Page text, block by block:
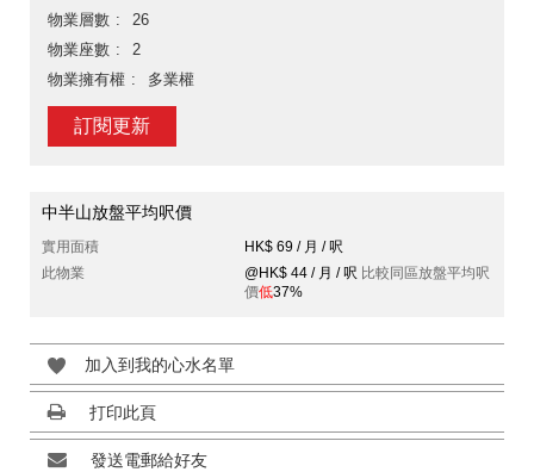
物業層數
26
物業座數
2
物業擁有權
多業權
訂閱更新
中半山放盤平均呎價
實用面積
HK$ 69 / 月 / 呎
此物業
@HK$ 44 / 月 / 呎 比較同區放盤平均呎
價低37%
加入到我的心水名單
打印此頁
發送電郵給好友